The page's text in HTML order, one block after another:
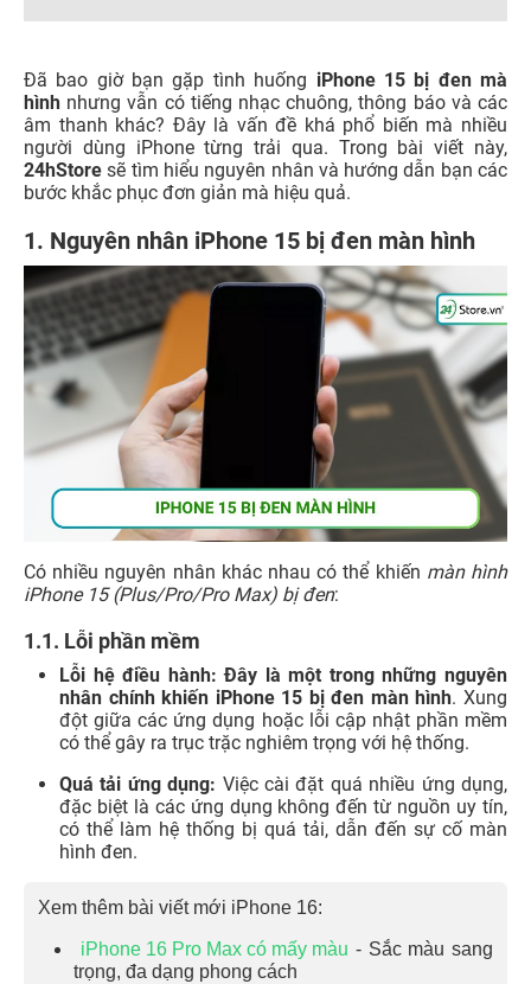
Đã bao giờ bạn gặp tình huống iPhone 15 bị đen mà
hình nhưng vẫn có tiếng nhạc chuông, thông báo và các
âm thanh khác? Đây là vấn đề khá phổ biến mà nhiều
người dùng iPhone từng trải qua. Trong bài viết này,
24hStore sẽ tìm hiểu nguyên nhân và hướng dẫn bạn các
bước khắc phục đơn giản mà hiệu quả.
1. Nguyên nhân iPhone 15 bị đen màn hình
Có nhiều nguyên nhân khác nhau có thể khiến màn hình
iPhone 15 (Plus/Pro/Pro Max) bị đen:
1.1. Lỗi phần mềm
Lỗi hệ điều hành: Đây là một trong những nguyên
nhân chính khiến iPhone 15 bị đen màn hình. Xung
đột giữa các ứng dụng hoặc lỗi cập nhật phần mềm
có thể gây ra trục trặc nghiêm trọng với hệ thống.
Quá tải ứng dụng: Việc cài đặt quá nhiều ứng dụng,
đặc biệt là các ứng dụng không đến từ nguồn uy tín,
có thể làm hệ thống bị quá tải, dẫn đến sự cố màn
hình đen.
Xem thêm bài viết mới iPhone 16:
iPhone 16 Pro Max có mấy màu - Sắc màu sang
trọng, đa dạng phong cách